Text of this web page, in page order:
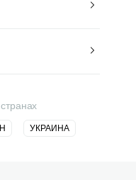
УКРАИНА